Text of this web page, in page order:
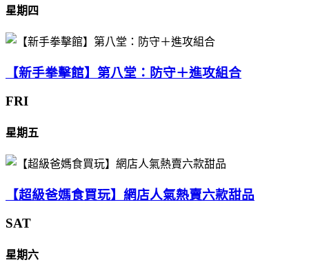
星期四
【新手拳擊館】第八堂：防守＋進攻組合
FRI
星期五
【超級爸媽食買玩】網店人氣熱賣六款甜品
SAT
星期六